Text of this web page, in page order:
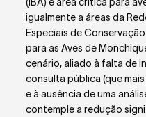
igualmente a áreas da
Especiais de
para as Aves de
cenário, aliado à falta de
consulta pública (que
e à ausência de uma
contemple a redução